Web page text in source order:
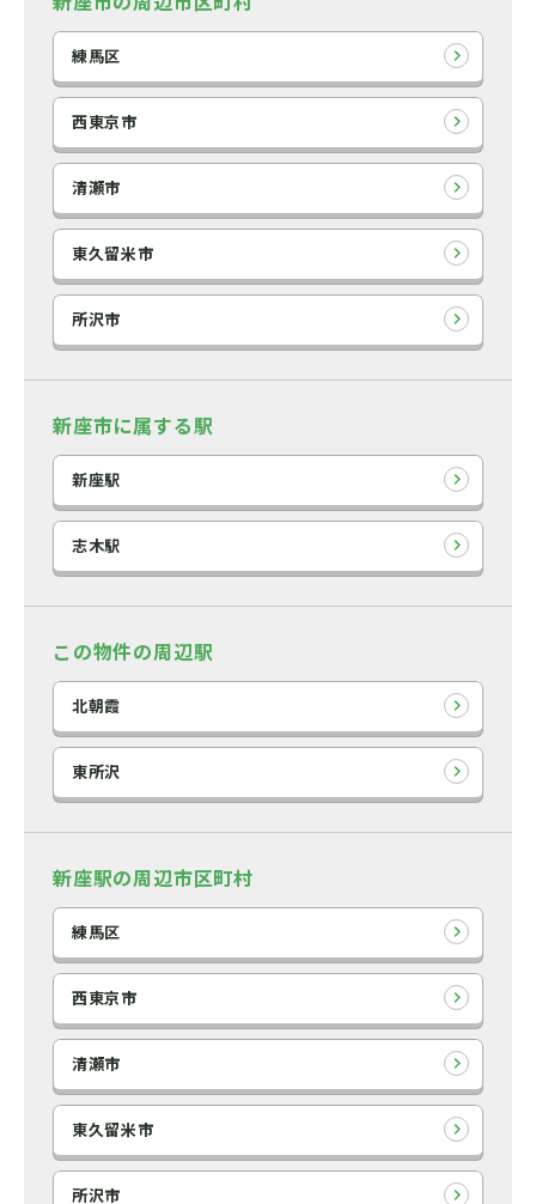
練馬区
西東京市
清瀬市
東久留米市
所沢市
新座市に属する駅
新座駅
志木駅
この物件の周辺駅
北朝霞
東所沢
新座駅の周辺市区町村
練馬区
西東京市
清瀬市
東久留米市
所沢市